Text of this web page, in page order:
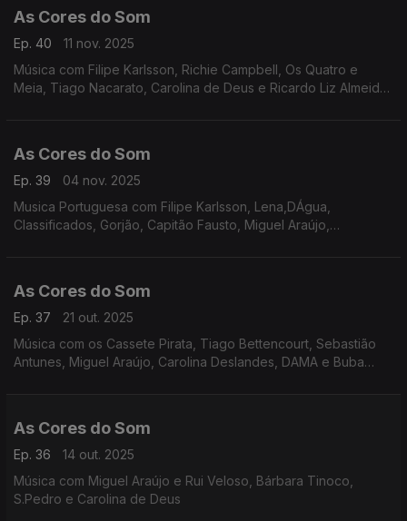
As Cores do Som
Ep. 40
11 nov. 2025
Música com Filipe Karlsson, Richie Campbell, Os Quatro e
Meia, Tiago Nacarato, Carolina de Deus e Ricardo Liz Almeida,
As Cores do Som
Ep. 39
04 nov. 2025
Musica Portuguesa com Filipe Karlsson, Lena,DÁgua,
Classificados, Gorjão, Capitão Fausto, Miguel Araújo,
As Cores do Som
Ep. 37
21 out. 2025
Música com os Cassete Pirata, Tiago Bettencourt, Sebastião
Antunes, Miguel Araújo, Carolina Deslandes, DAMA e Buba
As Cores do Som
Ep. 36
14 out. 2025
Música com Miguel Araújo e Rui Veloso, Bárbara Tinoco,
S.Pedro e Carolina de Deus